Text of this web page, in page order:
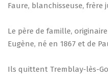
Faure, blanchisseuse,
Le père de famille,
Eugène, né en 1867 et de
Ils quittent Tremblay-lès-